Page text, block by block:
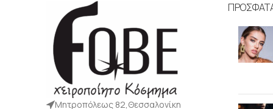
Μητροπόλεως 82,Θεσσαλονίκη